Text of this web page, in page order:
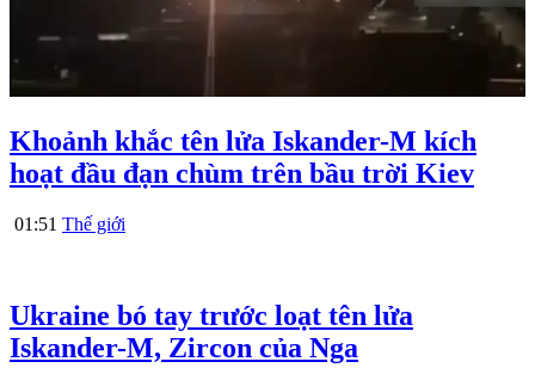
Khoảnh khắc tên lửa Iskander-M kích
hoạt đầu đạn chùm trên bầu trời Kiev
01:51 Thế giới
Ukraine bó tay trước loạt tên lửa
Iskander-M, Zircon của Nga